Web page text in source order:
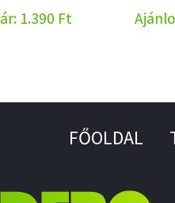
1.390 Ft
FŐOLDAL